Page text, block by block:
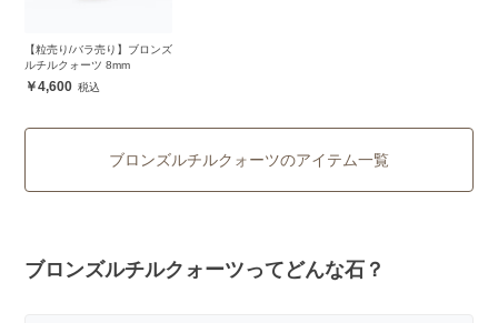
【粒売り/バラ売り】ブロンズ
ルチルクォーツ 8mm
4,600
ブロンズルチルクォーツのアイテム一覧
ブロンズルチルクォーツってどんな石？